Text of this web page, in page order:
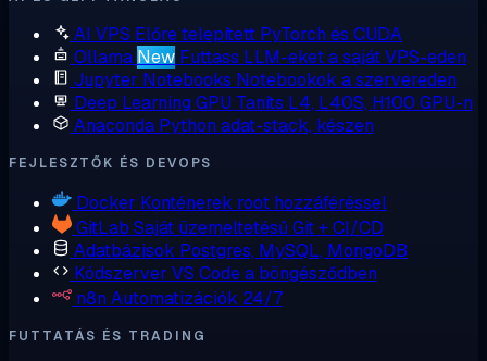
AI VPS Előre telepített PyTorch és CUDA
Ollama New Futtass LLM-eket a saját VPS-eden
Jupyter Notebooks Notebookok a szervereden
Deep Learning GPU Taníts L4, L40S, H100 GPU-n
Anaconda Python adat-stack, készen
FEJLESZTŐK ÉS DEVOPS
Docker Konténerek root hozzáféréssel
GitLab Saját üzemeltetésű Git + CI/CD
Adatbázisok Postgres, MySQL, MongoDB
Kódszerver VS Code a böngésződben
n8n Automatizációk 24/7
FUTTATÁS ÉS TRADING